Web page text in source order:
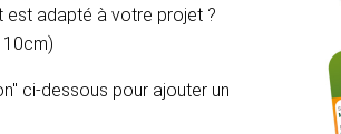
est adapté à votre projet ?
ci-dessous pour ajouter un